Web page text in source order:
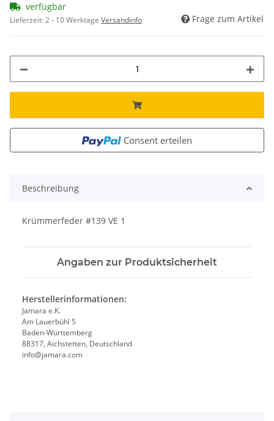
verfügbar
Lieferzeit:2 - 10 Werktage Versandinfo Frage zum Artikel
Consent erteilen
Beschreibung
Krümmerfeder #139 VE 1
Angaben zur Produktsicherheit
Herstellerinformationen:
Jamara e.K.
Am Lauerbühl 5
Baden-Württemberg
88317, Aichstetten, Deutschland
info@jamara.com